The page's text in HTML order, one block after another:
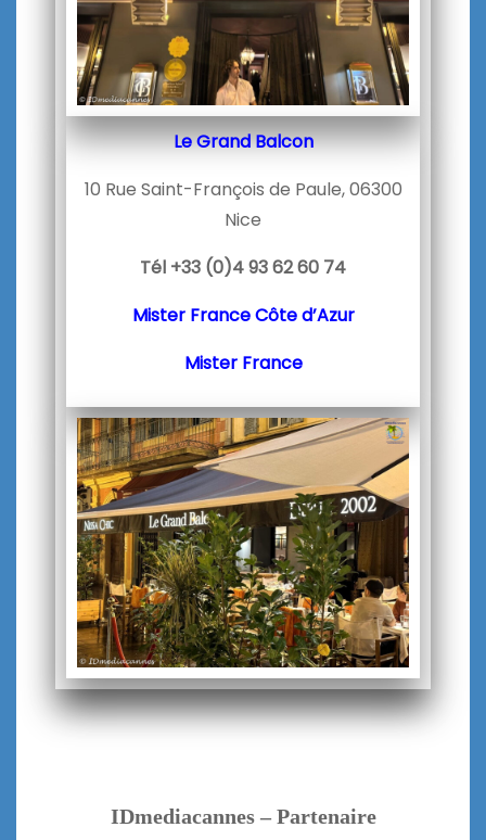
Le Grand Balcon
10 Rue Saint-François de Paule, 06300
Nice
Tél +33 (0)4 93 62 60 74
Mister France Côte d’Azur
Mister France
IDmediacannes – Partenaire